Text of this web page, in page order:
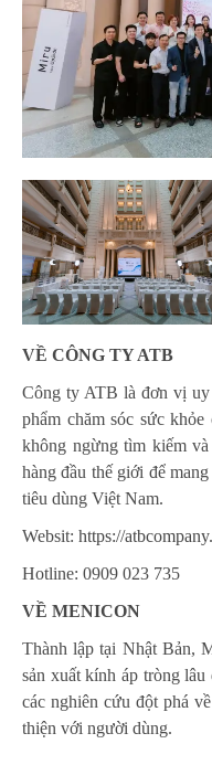
VỀ CÔNG TY ATB
Công ty ATB là đơn vị
phẩm chăm sóc sức
không ngừng tìm kiếm
hàng đầu thế giới để
tiêu dùng Việt Nam.
Websit: https://
Hotline: 0909 023 735
VỀ MENICON
Thành lập tại Nhật Bản,
sản xuất kính áp tròng
các nghiên cứu đột phá
thiện với người dùng.